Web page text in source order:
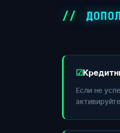
Если не